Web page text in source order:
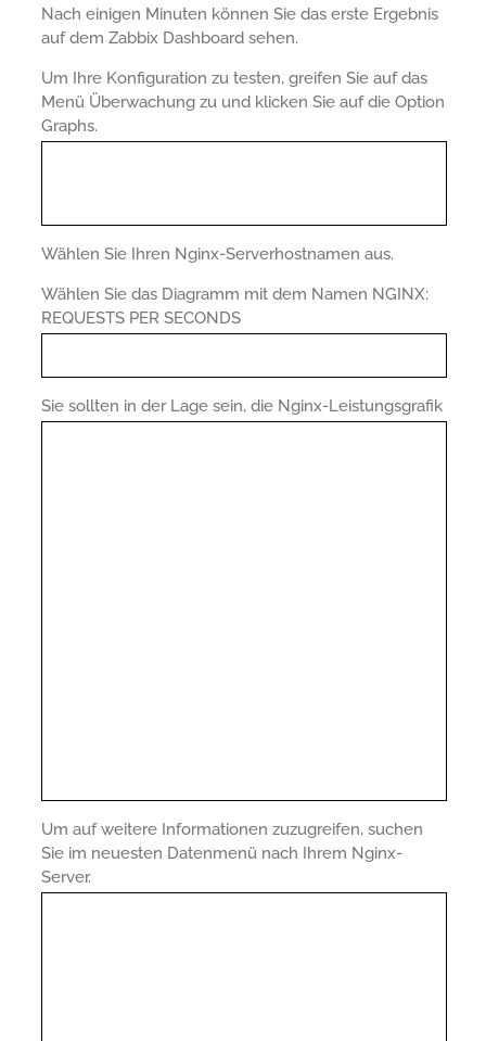
Nach einigen Minuten können Sie das erste Ergebnis
auf dem Zabbix Dashboard sehen.
Um Ihre Konfiguration zu testen, greifen Sie auf das
Menü Überwachung zu und klicken Sie auf die Option
Graphs.
Wählen Sie Ihren Nginx-Serverhostnamen aus.
Wählen Sie das Diagramm mit dem Namen NGINX:
REQUESTS PER SECONDS
Sie sollten in der Lage sein, die Nginx-Leistungsgrafik
Um auf weitere Informationen zuzugreifen, suchen
Sie im neuesten Datenmenü nach Ihrem Nginx-
Server.